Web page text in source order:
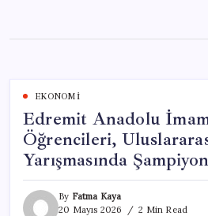
content
EKONOMI
Edremit Anadolu
Öğrencileri,
Yarışmasında
By Fatma Kaya
20 Mayıs 2026
2 Min Read